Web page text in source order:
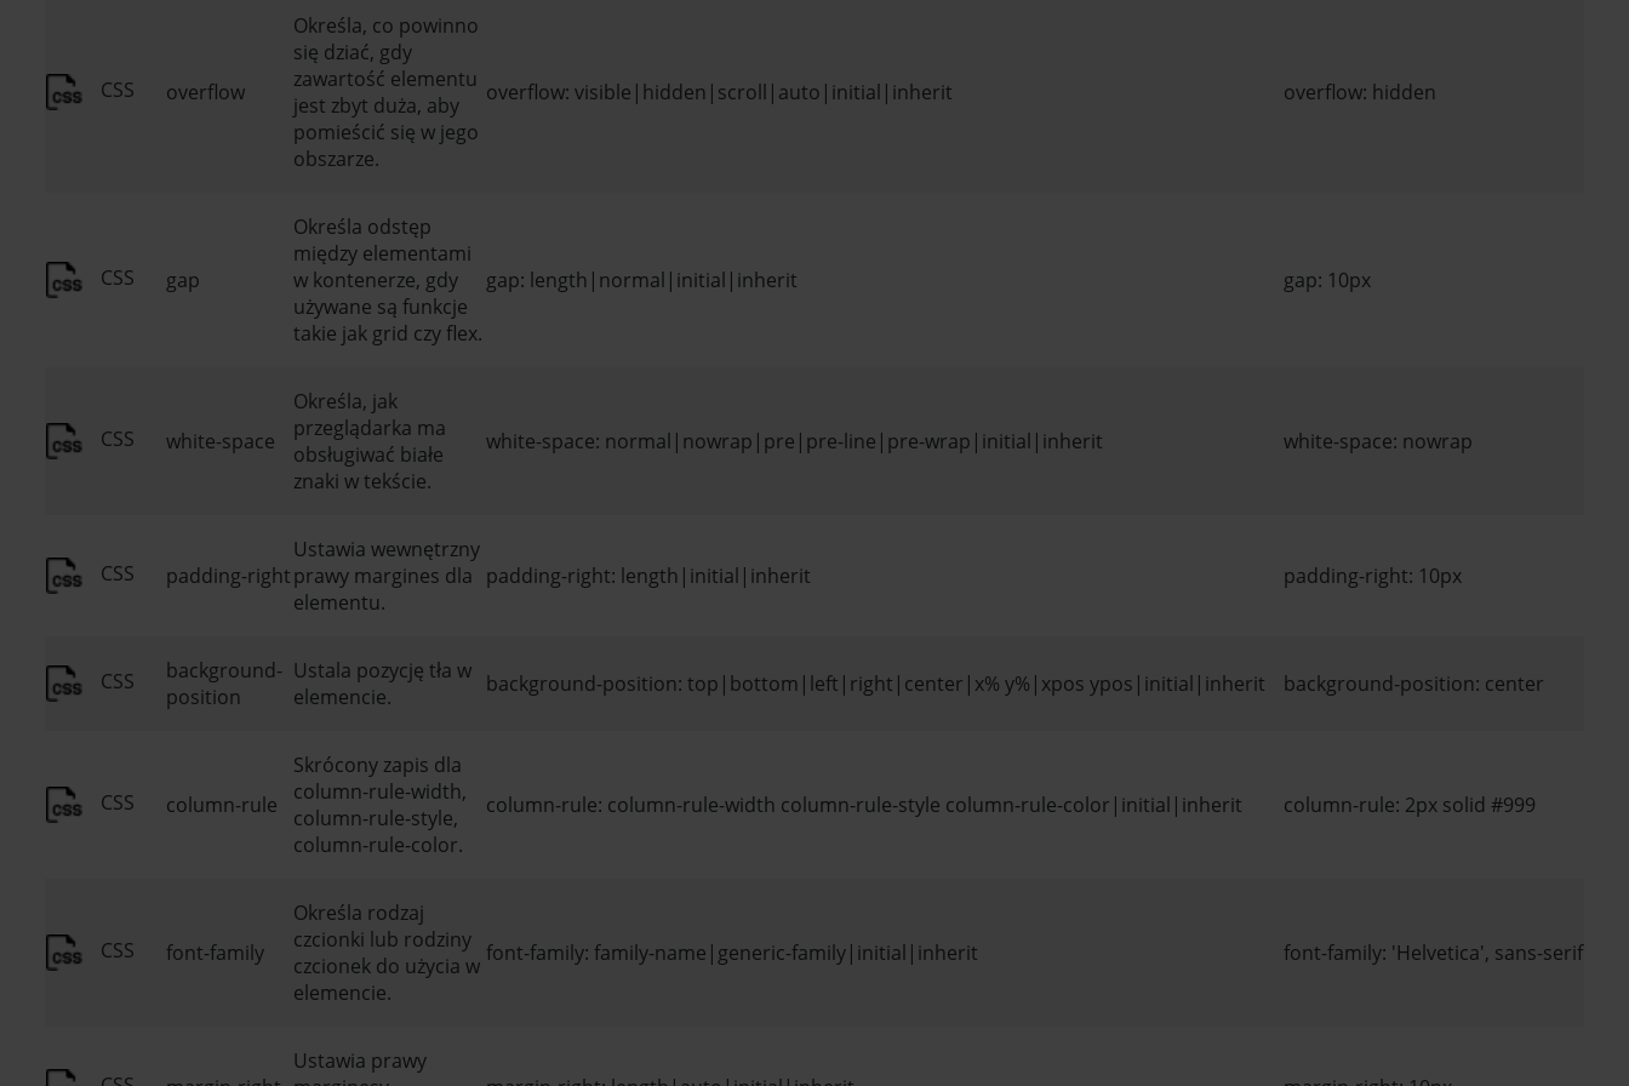
CSS overflow
Określa, co powinno
się dziać, gdy
zawartość elementu
jest zbyt duża, aby
pomieścić się w jego
obszarze.
overflow: visible|hidden|scroll|auto|initial|inherit overflow: hidden
CSS gap
Określa odstęp
między elementami
w kontenerze, gdy
używane są funkcje
takie jak grid czy flex.
gap: length|normal|initial|inherit gap: 10px
CSS white-space
Określa, jak
przeglądarka ma
obsługiwać białe
znaki w tekście.
white-space: normal|nowrap|pre|pre-line|pre-wrap|initial|inherit white-space: nowrap
CSS padding-right
Ustawia wewnętrzny
prawy margines dla
elementu.
padding-right: length|initial|inherit padding-right: 10px
CSS
background-
position
Ustala pozycję tła w
elemencie.
background-position: top|bottom|left|right|center|x% y%|xpos ypos|initial|inherit background-position: center
CSS column-rule
Skrócony zapis dla
column-rule-width,
column-rule-style,
column-rule-color.
column-rule: column-rule-width column-rule-style column-rule-color|initial|inherit column-rule: 2px solid #999
CSS font-family
Określa rodzaj
czcionki lub rodziny
czcionek do użycia w
elemencie.
font-family: family-name|generic-family|initial|inherit font-family: 'Helvetica', sans-serif
Ustawia prawy